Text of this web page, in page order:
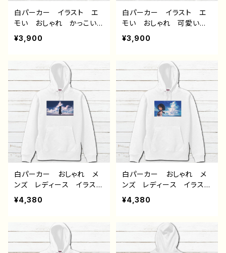
白パーカー イラスト エ
モい おしゃれ かっこい
い 男の子 イケメン シ
ョタ メンズ レディース
イラストレーター クリエイ
ター 絵師 オリジナル
デザイン グッズ 片面印
刷 タイトル：フェアリウム
(青) 作：アナ F-5
¥3,900
白パーカー イラスト エ
モい おしゃれ 可愛い女
の子 メンズ レディー
ス おすすめ 個性的 人
エイター 絵師 オリジナ
ル デザイン グッズ 片
面印刷 タイトル： フェアリ
ウム(橙) 作：アナ F-5
¥3,900
白パーカー おしゃれ メ
ンズ レディース イラス
ト エモい 可愛い女の
子 かわいい おしゃれ
ーラー服 プリッツスカー
ト 黒髪 ボブヘア ショ
ートカット 風景 綺麗
¥4,380
白パーカー おしゃれ メ
ンズ レディース イラス
ト エモい 可愛い女の
子 かわいい おしゃれ
ーラー服 黒髪 ボブヘ
ア ショートカット 風景
綺麗 景色 美しい ノス
¥4,380